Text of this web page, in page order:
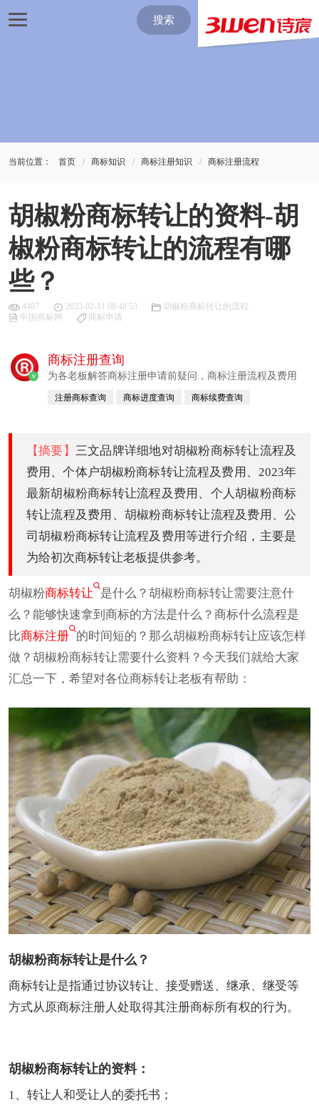
搜索
当前位置： 首页 商标知识 商标注册知识 商标注册流程
胡椒粉商标转让的资料-胡
椒粉商标转让的流程有哪
些？
4487 2023-02-11 08:48:53
胡椒粉商标转让的流程
中国商标网
商标申请
v
商标注册查询
为各老板解答商标注册申请前疑问，商标注册流程及费用
注册商标查询 商标进度查询 商标续费查询
【摘要】 三文品牌详细地对胡椒粉商标转让流程及
费用、个体户胡椒粉商标转让流程及费用、2023年
最新胡椒粉商标转让流程及费用、个人胡椒粉商标
转让流程及费用、胡椒粉商标转让流程及费用、公
司胡椒粉商标转让流程及费用等进行介绍，主要是
为给初次商标转让老板提供参考。
胡椒粉商标转让
是什么？胡椒粉商标转让需要注意什
么？能够快速拿到商标的方法是什么？商标什么流程是
比商标注册 的时间短的？那么胡椒粉商标转让应该怎样
做？胡椒粉商标转让需要什么资料？今天我们就给大家
汇总一下，希望对各位商标转让老板有帮助：
胡椒粉商标转让是什么？
商标转让是指通过协议转让、接受赠送、继承、继受等
方式从原商标注册人处取得其注册商标所有权的行为。
胡椒粉商标转让的资料：
1、转让人和受让人的委托书；